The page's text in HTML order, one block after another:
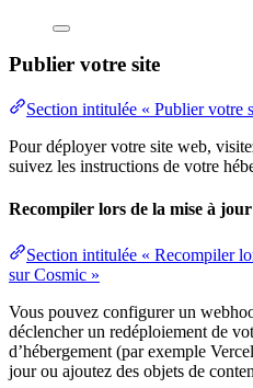
Publier votre site
Section intitulée « Publier votre
Pour déployer votre site web,
suivez les instructions de votre
Recompiler lors de la mise à
Section intitulée « Recompiler
sur Cosmic »
Vous pouvez configurer un
déclencher un redéploiement de
d’hébergement (par exemple
jour ou ajoutez des objets de